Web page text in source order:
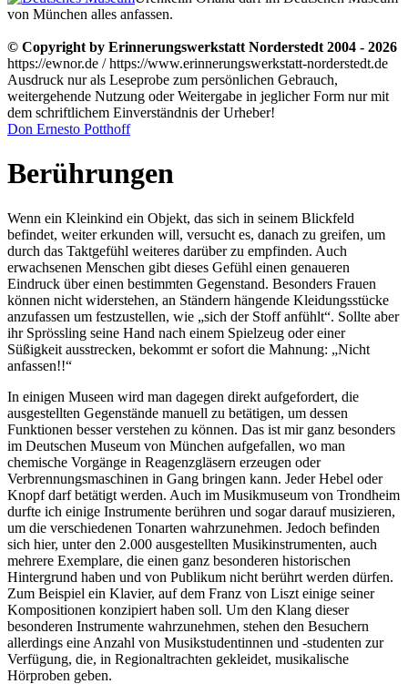
von München alles anfassen.
© Copyright by Erinnerungswerkstatt Norderstedt 2004 - 2026
https://ewnor.de / https://www.erinnerungswerkstatt-norderstedt.de
Ausdruck nur als Leseprobe zum persönlichen Gebrauch,
weitergehende Nutzung oder Weitergabe in jeglicher Form nur mit
dem schriftlichem Einverständnis der Urheber!
Don Ernesto Potthoff
Berührungen
Wenn ein Kleinkind ein Objekt, das sich in seinem Blickfeld
befindet, weiter erkunden will, versucht es, danach zu greifen, um
durch das Taktgefühl weiteres darüber zu empfinden. Auch
erwachsenen Menschen gibt dieses Gefühl einen genaueren
Eindruck über einen bestimmten Gegenstand. Besonders Frauen
können nicht widerstehen, an Ständern hängende Kleidungsstücke
anzufassen um festzustellen, wie
sich der Stoff anfühlt . Sollte aber
ihr Sprössling seine Hand nach einem Spielzeug oder einer
Süßigkeit ausstrecken, bekommt er sofort die Mahnung:
Nicht
anfassen!!
In einigen Museen wird man dagegen direkt aufgefordert, die
ausgestellten Gegenstände manuell zu betätigen, um dessen
Funktionen besser verstehen zu können. Das ist mir ganz besonders
im Deutschen Museum von München aufgefallen, wo man
chemische Vorgänge in Reagenzgläsern erzeugen oder
Verbrennungsmaschinen in Gang bringen kann. Jeder Hebel oder
Knopf darf betätigt werden. Auch im Musikmuseum von Trondheim
durfte ich einige Instrumente berühren und sogar darauf musizieren,
um die verschiedenen Tonarten wahrzunehmen. Jedoch befinden
sich hier, unter den 2.000 ausgestellten Musikinstrumenten, auch
mehrere Exemplare, die einen ganz besonderen historischen
Hintergrund haben und von Publikum nicht berührt werden dürfen.
Zum Beispiel ein Klavier, auf dem Franz von Liszt einige seiner
Kompositionen konzipiert haben soll. Um den Klang dieser
besonderen Instrumente wahrzunehmen, stehen den Besuchern
allerdings eine Anzahl von Musikstudentinnen und -studenten zur
Verfügung, die, in Regionaltrachten gekleidet, musikalische
Hörproben geben.